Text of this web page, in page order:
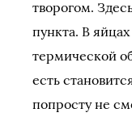
творогом.
пункта. В
термической
есть
попросту не